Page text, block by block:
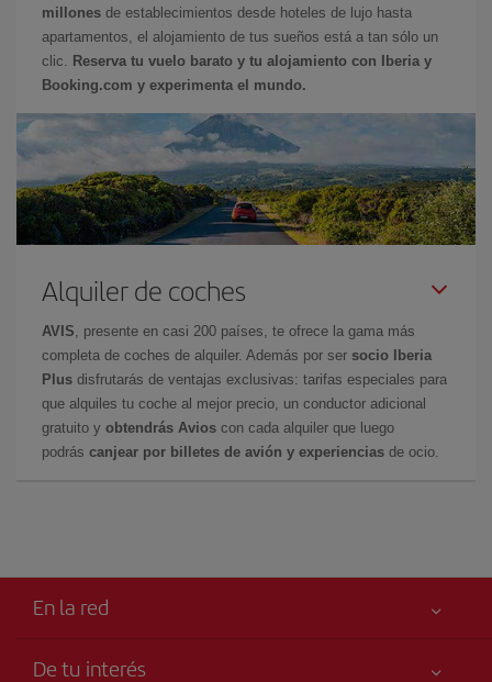
millones de establecimientos desde hoteles de lujo hasta
apartamentos, el alojamiento de tus sueños está a tan sólo un
clic.
Reserva tu vuelo barato y tu alojamiento con Iberia y
Booking.com y experimenta el mundo.
Alquiler de coches
AVIS , presente en casi 200 países, te ofrece la gama más
completa de coches de alquiler. Además por ser socio Iberia
Plus disfrutarás de ventajas exclusivas: tarifas especiales para
que alquiles tu coche al mejor precio, un conductor adicional
gratuito y obtendrás Avios con cada alquiler que luego
podrás canjear por billetes de avión y experiencias de ocio.
En la red
De tu interés